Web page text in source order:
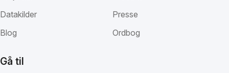
Datakilder
Blog
Presse
Ordbog
Gå til